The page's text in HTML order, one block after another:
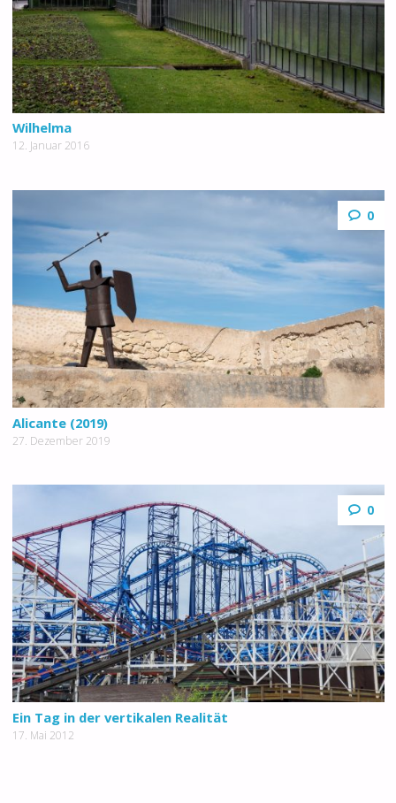
Wilhelma
12. Januar 2016
0
Alicante (2019)
27. Dezember 2019
0
Ein Tag in der vertikalen Realität
17. Mai 2012